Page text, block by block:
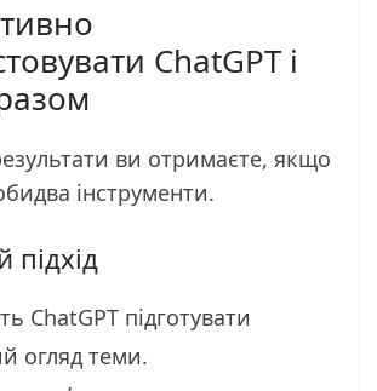
ChatGPT і
ви отримаєте, якщо
інструменти.
підхід
ChatGPT підготувати
огляд теми.